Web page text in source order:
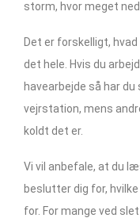
storm, hvor meget
Det er forskelligt,
det hele. Hvis du
havearbejde så har
vejrstation, mens
koldt det er.
Vi vil anbefale, at du
beslutter dig for,
for. For mange ved